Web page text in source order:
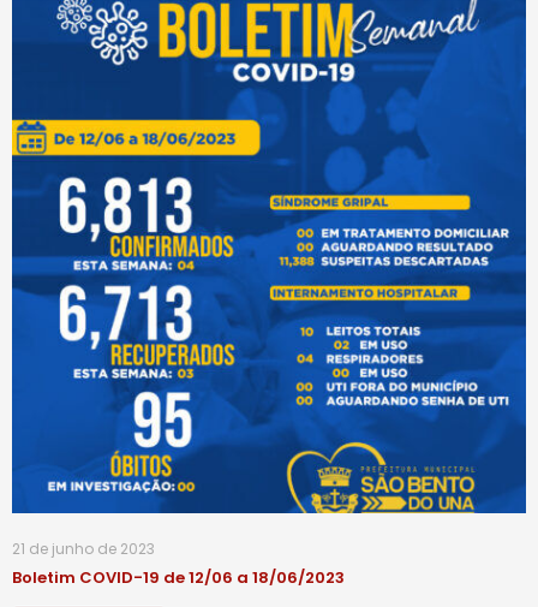
21 de junho de 2023
Boletim COVID-19 de 12/06 a 18/06/2023